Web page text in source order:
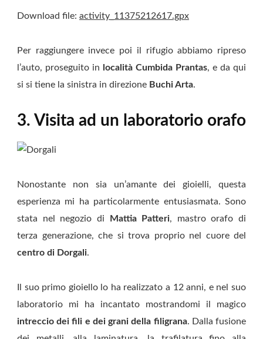
Download file: activity_11375212617.gpx
Per raggiungere invece poi il rifugio abbiamo ripreso
l’auto, proseguito in
località Cumbida Prantas, e da qui
si si tiene la sinistra in direzione Buchi Arta.
3. Visita ad un laboratorio orafo
Nonostante non sia un’amante dei gioielli, questa
esperienza mi ha particolarmente entusiasmata. Sono
stata nel negozio di
Mattia Patteri, mastro orafo di
terza generazione, che si trova proprio nel cuore del
centro di Dorgali.
Il suo primo gioiello lo ha realizzato a 12 anni, e nel suo
laboratorio mi ha incantato mostrandomi il magico
intreccio dei fili e dei grani della filigrana. Dalla fusione